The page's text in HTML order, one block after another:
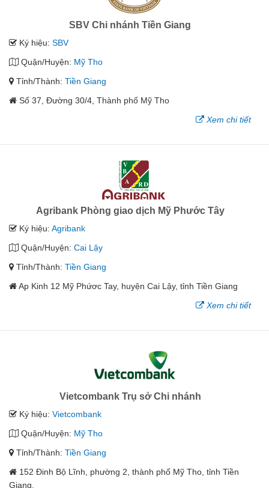
SBV Chi nhánh Tiền Giang
Ký hiệu: SBV
Quận/Huyện: Mỹ Tho
Tỉnh/Thành: Tiền Giang
Số 37, Đường 30/4, Thành phố Mỹ Tho
Xem chi tiết
Agribank Phòng giao dịch Mỹ Phước Tây
Ký hiệu: Agribank
Quận/Huyện: Cai Lậy
Tỉnh/Thành: Tiền Giang
Ap Kinh 12 Mỹ Phứơc Tay, huyện Cai Lậy, tỉnh Tiền Giang
Xem chi tiết
Vietcombank Trụ sở Chi nhánh
Ký hiệu: Vietcombank
Quận/Huyện: Mỹ Tho
Tỉnh/Thành: Tiền Giang
152 Đinh Bộ Lĩnh, phường 2, thành phố Mỹ Tho, tỉnh Tiền
Giang.